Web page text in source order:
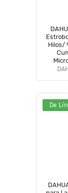
Hilos/
De